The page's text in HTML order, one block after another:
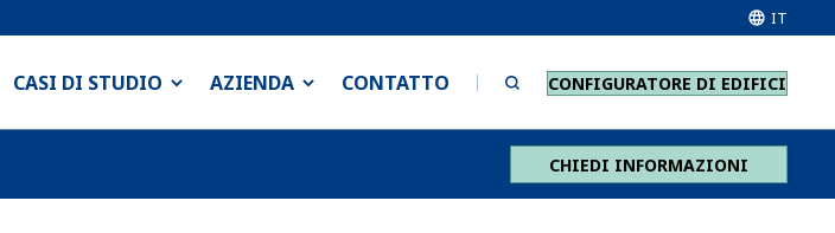
IT
CASI DI STUDIO AZIENDA CONTATTO CONFIGURATORE DI EDIFICI
CHIEDI INFORMAZIONI